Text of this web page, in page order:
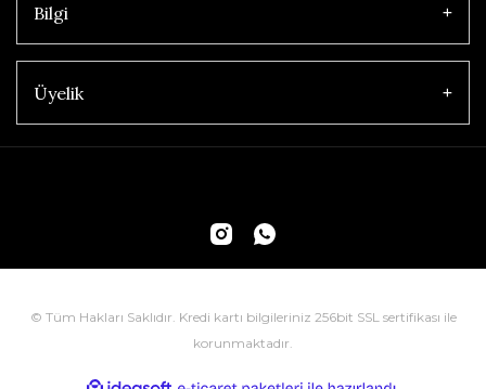
Bilgi
Üyelik
© Tüm Hakları Saklıdır. Kredi kartı bilgileriniz 256bit SSL sertifikası ile
korunmaktadır.